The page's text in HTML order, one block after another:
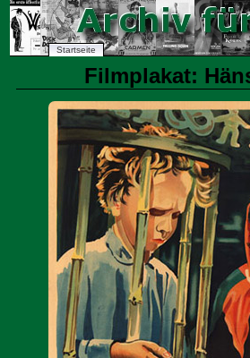
Startseite
Filmplakat: